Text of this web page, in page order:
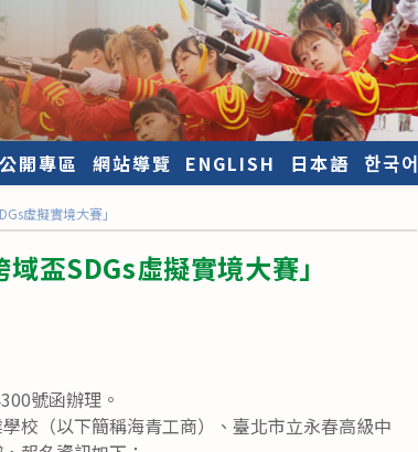
開專區 網站導覽 ENGLISH 日本語 한국어
虛擬實境大賽」
盃SDGs虛擬實境大賽」
號函辦理。
校（以下簡稱海青工商）、臺北市立永春高級中